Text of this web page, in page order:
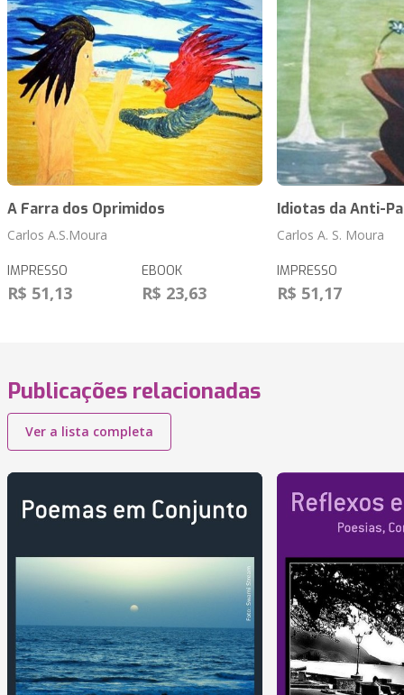
A Farra dos Oprimidos
Carlos A.S.Moura
IMPRESSO
R$ 51,13
EBOOK
R$ 23,63
Idiotas da Anti-
Carlos A. S. Moura
IMPRESSO
R$ 51,17
Publicações relacionadas
Ver a lista completa